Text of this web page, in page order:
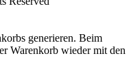
generieren. Beim
Warenkorb wieder mit den